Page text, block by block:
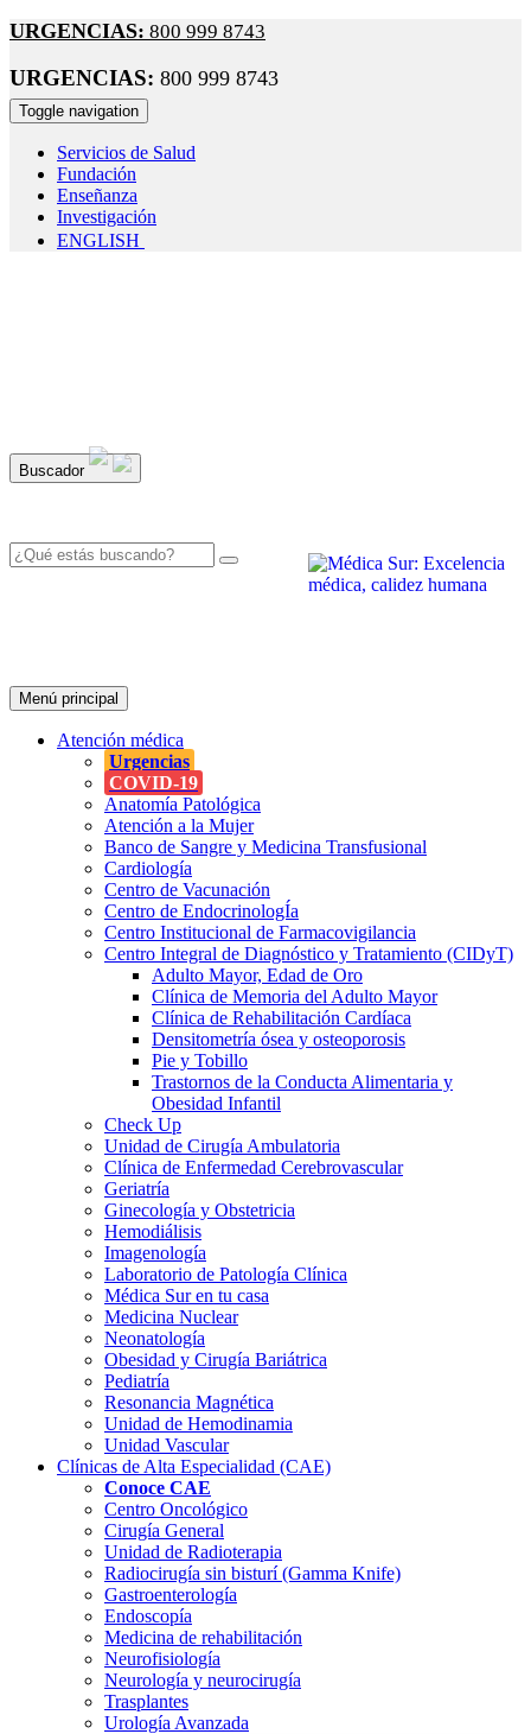
URGENCIAS: 800 999 8743
URGENCIAS: 800 999 8743
Toggle navigation
Servicios de Salud
Fundación
Enseñanza
Investigación
ENGLISH
Buscador
Menú principal
Atención médica
Urgencias
COVID-19
Anatomía Patológica
Atención a la Mujer
Banco de Sangre y Medicina Transfusional
Cardiología
Centro de Vacunación
Centro de EndocrinologÍa
Centro Institucional de Farmacovigilancia
Centro Integral de Diagnóstico y Tratamiento (CIDyT)
Adulto Mayor, Edad de Oro
Clínica de Memoria del Adulto Mayor
Clínica de Rehabilitación Cardíaca
Densitometría ósea y osteoporosis
Pie y Tobillo
Trastornos de la Conducta Alimentaria y
Obesidad Infantil
Check Up
Unidad de Cirugía Ambulatoria
Clínica de Enfermedad Cerebrovascular
Geriatría
Ginecología y Obstetricia
Hemodiálisis
Imagenología
Laboratorio de Patología Clínica
Médica Sur en tu casa
Medicina Nuclear
Neonatología
Obesidad y Cirugía Bariátrica
Pediatría
Resonancia Magnética
Unidad de Hemodinamia
Unidad Vascular
Clínicas de Alta Especialidad (CAE)
Conoce CAE
Centro Oncológico
Cirugía General
Unidad de Radioterapia
Radiocirugía sin bisturí (Gamma Knife)
Gastroenterología
Endoscopía
Medicina de rehabilitación
Neurofisiología
Neurología y neurocirugía
Trasplantes
Urología Avanzada